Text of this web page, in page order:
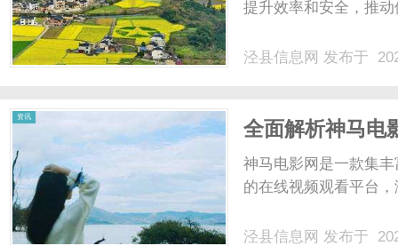
提升效率和安全，推
泾县信息网 发布于
资讯
全面解析神马电
神马电影网是一款集
的在线视频观看平台
泾县信息网 发布于